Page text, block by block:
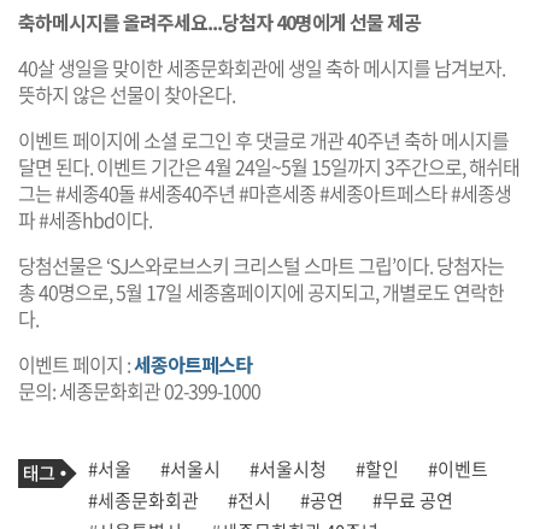
축하메시지를 올려주세요...당첨자 40명에게 선물 제공
40살 생일을 맞이한 세종문화회관에 생일 축하 메시지를 남겨보자.
뜻하지 않은 선물이 찾아온다.
이벤트 페이지에 소셜 로그인 후 댓글로 개관 40주년 축하 메시지를
달면 된다. 이벤트 기간은 4월 24일~5월 15일까지 3주간으로, 해쉬태
그는 #세종40돌 #세종40주년 #마흔세종 #세종아트페스타 #세종생
파 #세종hbd이다.
당첨선물은 ‘SJ스와로브스키 크리스털 스마트 그립’이다. 당첨자는
총 40명으로, 5월 17일 세종홈페이지에 공지되고, 개별로도 연락한
다.
이벤트 페이지 :세종아트페스타
문의: 세종문화회관 02-399-1000
기
사
관
련
태
그
#서울 #서울시 #서울시청 #할인
#이벤트
#세종문화회관
#전시 #공연
#무료 공연